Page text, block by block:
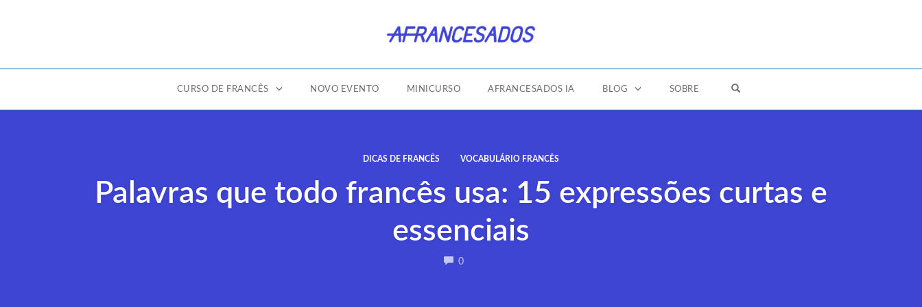
CURSO DE FRANCÊS NOVO EVENTO MINICURSO AFRANCESADOS IA BLOG SOBRE OPEN SEARCH FORM
DICAS DE FRANCÊS VOCABULÁRIO FRANCÊS
Palavras que todo francês usa: 15 expressões curtas e
essenciais
0COMMENTS